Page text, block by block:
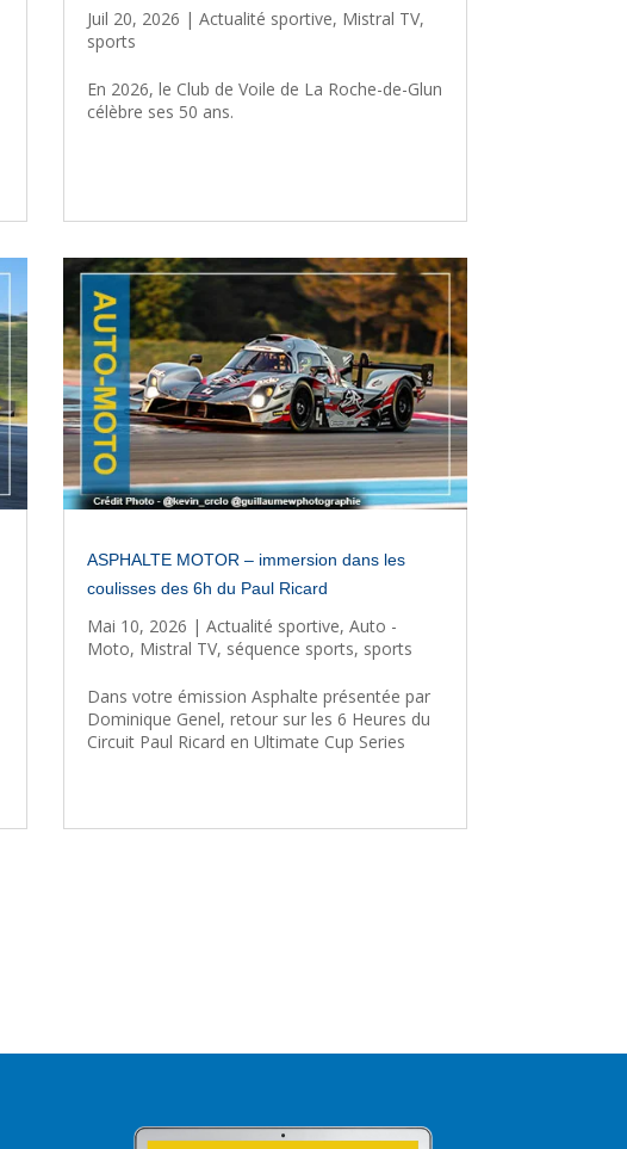
Juil 20, 2026 |Actualité sportive, Mistral TV,
sports
En 2026, le Club de Voile de La Roche-de-Glun
célèbre ses 50 ans.
ASPHALTE MOTOR – immersion dans les
coulisses des 6h du Paul Ricard
Mai 10, 2026 |Actualité sportive,Auto -
Moto, Mistral TV, séquence sports, sports
Dans votre émission Asphalte présentée par
Dominique Genel, retour sur les 6 Heures du
Circuit Paul Ricard en Ultimate Cup Series